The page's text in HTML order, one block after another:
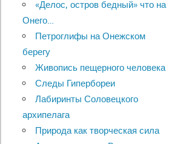
«Делос, остров бедный» что на
Онего…
Петроглифы на Онежском
берегу
Живопись пещерного человека
Следы Гипербореи
Лабиринты Соловецкого
архипелага
Природа как творческая сила